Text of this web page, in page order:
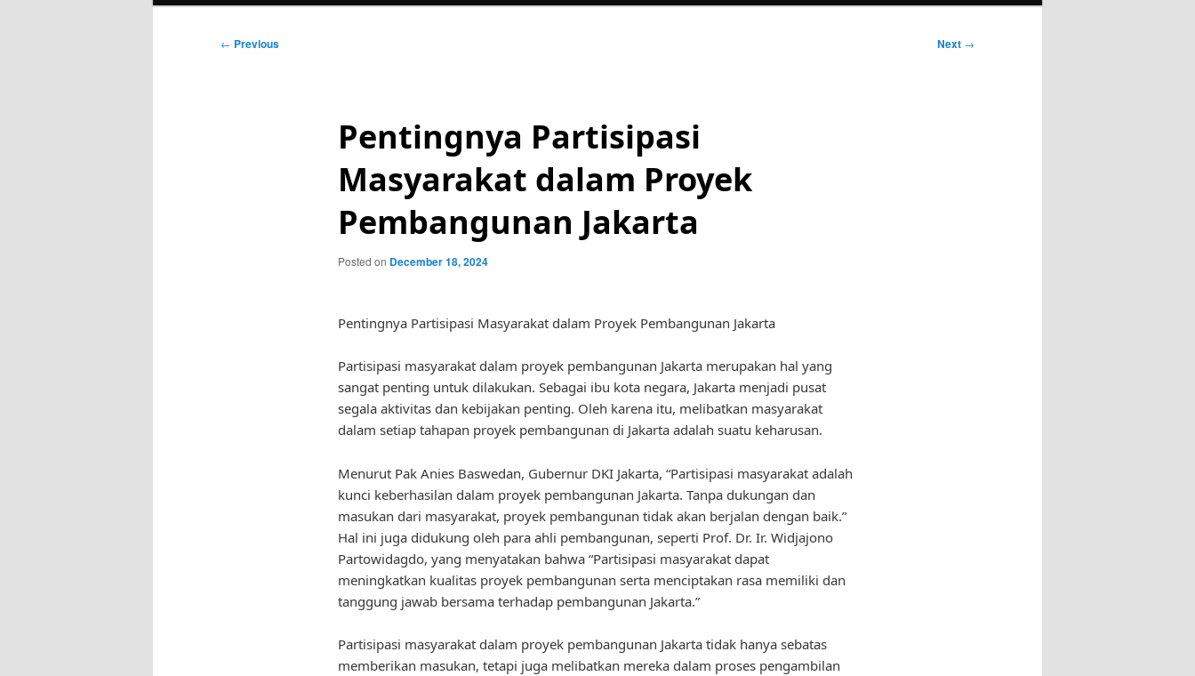
Post
← Previous Next →
Pentingnya Partisipasi
Masyarakat dalam Proyek
Pembangunan Jakarta
Posted on December 18, 2024
Pentingnya Partisipasi Masyarakat dalam Proyek Pembangunan Jakarta
Partisipasi masyarakat dalam proyek pembangunan Jakarta merupakan hal yang
sangat penting untuk dilakukan. Sebagai ibu kota negara, Jakarta menjadi pusat
segala aktivitas dan kebijakan penting. Oleh karena itu, melibatkan masyarakat
dalam setiap tahapan proyek pembangunan di Jakarta adalah suatu keharusan.
Menurut Pak Anies Baswedan, Gubernur DKI Jakarta, “Partisipasi masyarakat adalah
kunci keberhasilan dalam proyek pembangunan Jakarta. Tanpa dukungan dan
masukan dari masyarakat, proyek pembangunan tidak akan berjalan dengan baik.”
Hal ini juga didukung oleh para ahli pembangunan, seperti Prof. Dr. Ir. Widjajono
Partowidagdo, yang menyatakan bahwa “Partisipasi masyarakat dapat
meningkatkan kualitas proyek pembangunan serta menciptakan rasa memiliki dan
tanggung jawab bersama terhadap pembangunan Jakarta.”
Partisipasi masyarakat dalam proyek pembangunan Jakarta tidak hanya sebatas
memberikan masukan, tetapi juga melibatkan mereka dalam proses pengambilan